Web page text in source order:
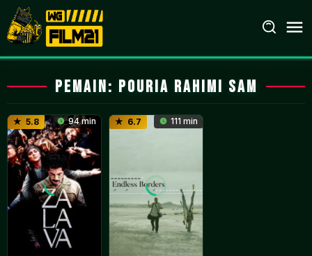
Loncat
ke
konten
Pemain: Pouria Rahimi Sam
5.8 94 min 6.7 111 min